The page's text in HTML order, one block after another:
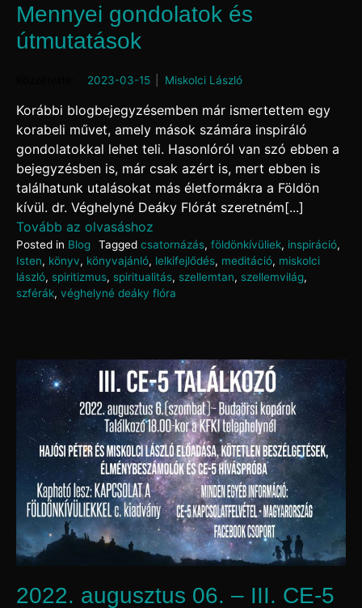
Mennyei gondolatok és
útmutatások
2023-03-15by Miskolci László
Korábbi blogbejegyzésemben már ismertettem egy
korabeli művet, amely mások számára inspiráló
gondolatokkal lehet teli. Hasonlóról van szó ebben a
bejegyzésben is, már csak azért is, mert ebben is
találhatunk utalásokat más életformákra a Földön
kívül. dr. Véghelyné Deáky Flórát szeretném[...]
Tovább az olvasáshoz
Posted in Blog Tagged csatornázás, földönkívüliek, inspiráció,
Isten, könyv, könyvajánló, lelkifejlődés, meditáció, miskolci
lászló, spiritizmus, spiritualitás, szellemtan, szellemvilág,
szférák, véghelyné deáky flóra
2022. augusztus 06. – III. CE-5